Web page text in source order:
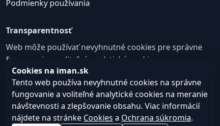
Podmienky používania
Transparentnosť
Web môže používať nevyhnutné cookies pre správne
fungovanie a voliteľné analytické cookies na
zlepšovanie obsahu a používateľskej skúsenosti.
Nastavenie cookies
© 2026 Web design, tvorba webu a SEO –Consultee,
Cookies na iman.sk
Tento web používa nevyhnutné cookies na správne
fungovanie a voliteľné analytické cookies na meranie
návštevnosti a zlepšovanie obsahu. Viac informácií
nájdete na stránke Cookies a Ochrana súkromia.